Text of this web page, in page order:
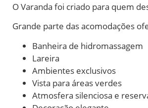
O Varanda foi criado para quem
Grande parte das acomodações
Banheira de hidromassagem
Lareira
Ambientes exclusivos
Vista para áreas verdes
Atmosfera silenciosa e